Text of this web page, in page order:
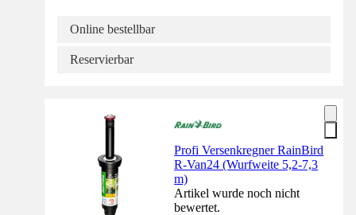
Online bestellbar
Reservierbar
Profi Versenkregner RainBird
R-Van24 (Wurfweite 5,2-7,3
m)
Artikel wurde noch nicht
bewertet.